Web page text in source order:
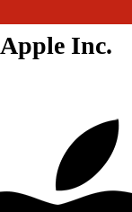
Apple Inc.